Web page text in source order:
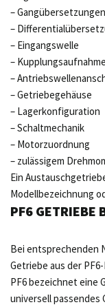
– Gangübersetzungen
–
– Eingangswelle
– Kupplungsaufnahme
–
– Getriebegehäuse
– Lagerkonfiguration
– Schaltmechanik
– Motorzuordnung
– zulässigem
Ein
Modellbezeichnung
PF6 GETRIEBE
Bei entsprechenden
Getriebe aus der
PF6 bezeichnet eine
universell passendes